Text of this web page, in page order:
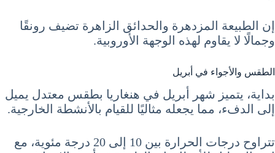
إن الطبيعة المزدهرة والحدائق الزاهرة تضيف رونقًا
وجمالًا لا يقاوم لهذه الوجهة الأوروبية.
الطقس والأجواء في أبريل
بداية، يتميز شهر أبريل في هنغاريا بطقس معتدل يميل
إلى الدفء، مما يجعله مثاليًا للقيام بالأنشطة الخارجية.
تتراوح درجات الحرارة بين 10 إلى 20 درجة مئوية، مع